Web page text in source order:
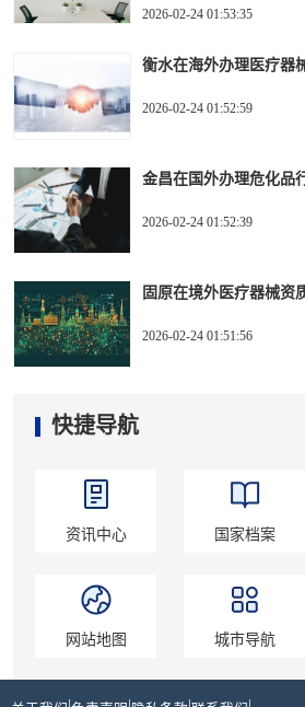
2026-02-24 01:53:35
衡水在海外办理医疗器
2026-02-24 01:52:59
金昌在国外办理危化品
2026-02-24 01:52:39
固原在境外医疗器械资
2026-02-24 01:51:56
快捷导航
资讯中心 国家档案
网站地图 城市导航